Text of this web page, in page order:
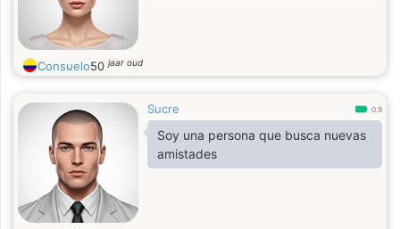
Consuelo50jaar oud
Sucre 0.9
Soy una persona que busca nuevas
amistades